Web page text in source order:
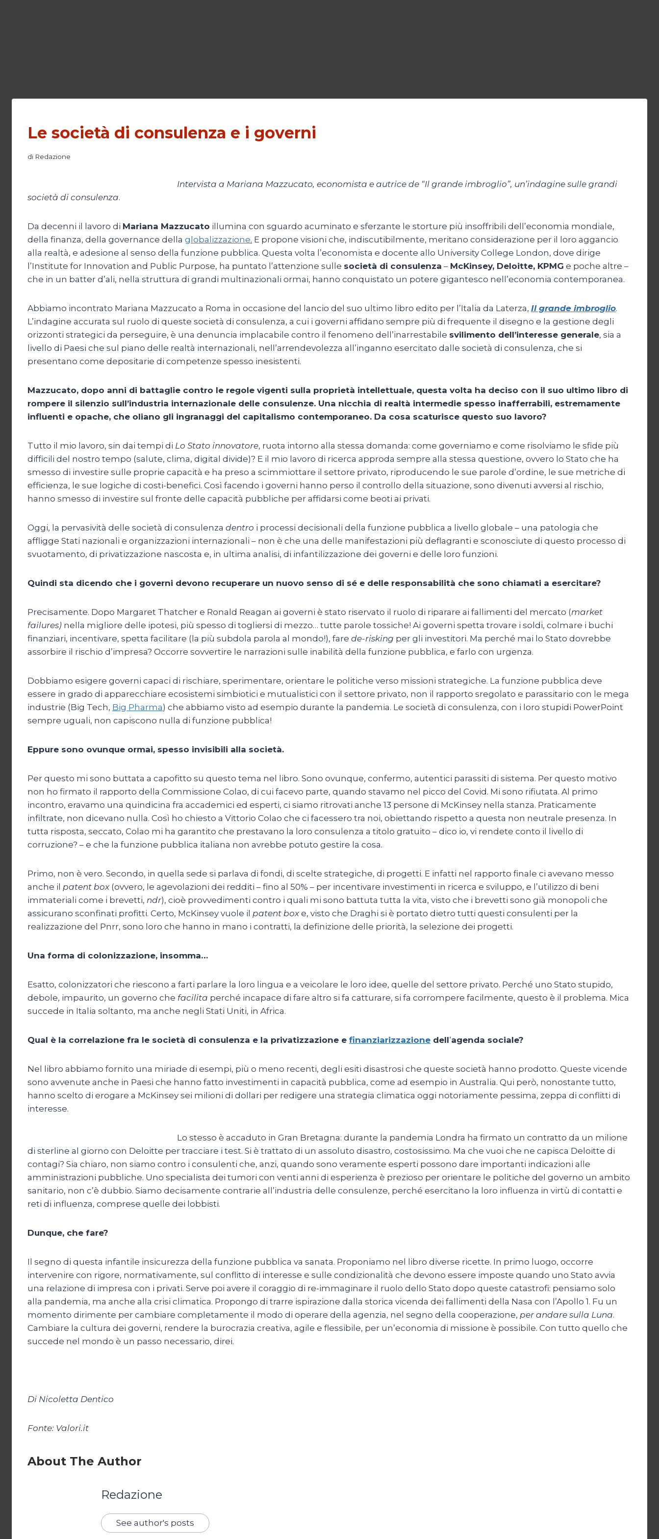
Le società di consulenza e i governi
di Redazione
Intervista a Mariana Mazzucato, economista e autrice de “Il grande imbroglio”, un’indagine sulle grandi
società di consulenza.
Da decenni il lavoro di Mariana Mazzucato illumina con sguardo acuminato e sferzante le storture più insoffribili dell’economia mondiale,
della finanza, della governance della globalizzazione. E propone visioni che, indiscutibilmente, meritano considerazione per il loro aggancio
alla realtà, e adesione al senso della funzione pubblica. Questa volta l’economista e docente allo University College London, dove dirige
l’Institute for Innovation and Public Purpose, ha puntato l’attenzione sulle società di consulenza – McKinsey, Deloitte, KPMG e poche altre –
che in un batter d’ali, nella struttura di grandi multinazionali ormai, hanno conquistato un potere gigantesco nell’economia contemporanea.
Abbiamo incontrato Mariana Mazzucato a Roma in occasione del lancio del suo ultimo libro edito per l’Italia da Laterza, Il grande imbroglio.
L’indagine accurata sul ruolo di queste società di consulenza, a cui i governi affidano sempre più di frequente il disegno e la gestione degli
orizzonti strategici da perseguire, è una denuncia implacabile contro il fenomeno dell’inarrestabile svilimento dell’interesse generale, sia a
livello di Paesi che sul piano delle realtà internazionali, nell’arrendevolezza all’inganno esercitato dalle società di consulenza, che si
presentano come depositarie di competenze spesso inesistenti.
Mazzucato, dopo anni di battaglie contro le regole vigenti sulla proprietà intellettuale, questa volta ha deciso con il suo ultimo libro di
rompere il silenzio sull’industria internazionale delle consulenze. Una nicchia di realtà intermedie spesso inafferrabili, estremamente
influenti e opache, che oliano gli ingranaggi del capitalismo contemporaneo. Da cosa scaturisce questo suo lavoro?
Tutto il mio lavoro, sin dai tempi di Lo Stato innovatore, ruota intorno alla stessa domanda: come governiamo e come risolviamo le sfide più
difficili del nostro tempo (salute, clima, digital divide)? E il mio lavoro di ricerca approda sempre alla stessa questione, ovvero lo Stato che ha
smesso di investire sulle proprie capacità e ha preso a scimmiottare il settore privato, riproducendo le sue parole d’ordine, le sue metriche di
efficienza, le sue logiche di costi-benefici. Così facendo i governi hanno perso il controllo della situazione, sono divenuti avversi al rischio,
hanno smesso di investire sul fronte delle capacità pubbliche per affidarsi come beoti ai privati.
Oggi, la pervasività delle società di consulenza dentro i processi decisionali della funzione pubblica a livello globale – una patologia che
affligge Stati nazionali e organizzazioni internazionali – non è che una delle manifestazioni più deflagranti e sconosciute di questo processo di
svuotamento, di privatizzazione nascosta e, in ultima analisi, di infantilizzazione dei governi e delle loro funzioni.
Quindi sta dicendo che i governi devono recuperare un nuovo senso di sé e delle responsabilità che sono chiamati a esercitare?
Precisamente. Dopo Margaret Thatcher e Ronald Reagan ai governi è stato riservato il ruolo di riparare ai fallimenti del mercato (market
failures) nella migliore delle ipotesi, più spesso di togliersi di mezzo… tutte parole tossiche! Ai governi spetta trovare i soldi, colmare i buchi
finanziari, incentivare, spetta facilitare (la più subdola parola al mondo!), fare de-risking per gli investitori. Ma perché mai lo Stato dovrebbe
assorbire il rischio d’impresa? Occorre sovvertire le narrazioni sulle inabilità della funzione pubblica, e farlo con urgenza.
Dobbiamo esigere governi capaci di rischiare, sperimentare, orientare le politiche verso missioni strategiche. La funzione pubblica deve
essere in grado di apparecchiare ecosistemi simbiotici e mutualistici con il settore privato, non il rapporto sregolato e parassitario con le mega
industrie (Big Tech, Big Pharma) che abbiamo visto ad esempio durante la pandemia. Le società di consulenza, con i loro stupidi PowerPoint
sempre uguali, non capiscono nulla di funzione pubblica!
Eppure sono ovunque ormai, spesso invisibili alla società.
Per questo mi sono buttata a capofitto su questo tema nel libro. Sono ovunque, confermo, autentici parassiti di sistema. Per questo motivo
non ho firmato il rapporto della Commissione Colao, di cui facevo parte, quando stavamo nel picco del Covid. Mi sono rifiutata. Al primo
incontro, eravamo una quindicina fra accademici ed esperti, ci siamo ritrovati anche 13 persone di McKinsey nella stanza. Praticamente
infiltrate, non dicevano nulla. Così ho chiesto a Vittorio Colao che ci facessero tra noi, obiettando rispetto a questa non neutrale presenza. In
tutta risposta, seccato, Colao mi ha garantito che prestavano la loro consulenza a titolo gratuito – dico io, vi rendete conto il livello di
corruzione? – e che la funzione pubblica italiana non avrebbe potuto gestire la cosa.
Primo, non è vero. Secondo, in quella sede si parlava di fondi, di scelte strategiche, di progetti. E infatti nel rapporto finale ci avevano messo
anche il patent box(ovvero, le agevolazioni dei redditi – fino al 50% – per incentivare investimenti in ricerca e sviluppo, e l’utilizzo di beni
immateriali come i brevetti, ndr), cioè provvedimenti contro i quali mi sono battuta tutta la vita, visto che i brevetti sono già monopoli che
assicurano sconfinati profitti. Certo, McKinsey vuole il patent boxe, visto che Draghi si è portato dietro tutti questi consulenti per la
realizzazione del Pnrr, sono loro che hanno in mano i contratti, la definizione delle priorità, la selezione dei progetti.
Una forma di colonizzazione, insomma…
Esatto, colonizzatori che riescono a farti parlare la loro lingua e a veicolare le loro idee, quelle del settore privato. Perché uno Stato stupido,
debole, impaurito, un governo che facilita perché incapace di fare altro si fa catturare, si fa corrompere facilmente, questo è il problema. Mica
succede in Italia soltanto, ma anche negli Stati Uniti, in Africa.
Qual è la correlazione fra le società di consulenza e la privatizzazione e finanziarizzazione dell‘agenda sociale?
Nel libro abbiamo fornito una miriade di esempi, più o meno recenti, degli esiti disastrosi che queste società hanno prodotto. Queste vicende
sono avvenute anche in Paesi che hanno fatto investimenti in capacità pubblica, come ad esempio in Australia. Qui però, nonostante tutto,
hanno scelto di erogare a McKinsey sei milioni di dollari per redigere una strategia climatica oggi notoriamente pessima, zeppa di conflitti di
interesse.
Lo stesso è accaduto in Gran Bretagna: durante la pandemia Londra ha firmato un contratto da un milione
di sterline al giorno con Deloitte per tracciare i test. Si è trattato di un assoluto disastro, costosissimo. Ma che vuoi che ne capisca Deloitte di
contagi? Sia chiaro, non siamo contro i consulenti che, anzi, quando sono veramente esperti possono dare importanti indicazioni alle
amministrazioni pubbliche. Uno specialista dei tumori con venti anni di esperienza è prezioso per orientare le politiche del governo un ambito
sanitario, non c’è dubbio. Siamo decisamente contrarie all’industria delle consulenze, perché esercitano la loro influenza in virtù di contatti e
reti di influenza, comprese quelle dei lobbisti.
Dunque, che fare?
Il segno di questa infantile insicurezza della funzione pubblica va sanata. Proponiamo nel libro diverse ricette. In primo luogo, occorre
intervenire con rigore, normativamente, sul conflitto di interesse e sulle condizionalità che devono essere imposte quando uno Stato avvia
una relazione di impresa con i privati. Serve poi avere il coraggio di re-immaginare il ruolo dello Stato dopo queste catastrofi: pensiamo solo
alla pandemia, ma anche alla crisi climatica. Propongo di trarre ispirazione dalla storica vicenda dei fallimenti della Nasa con l’Apollo 1. Fu un
momento dirimente per cambiare completamente il modo di operare della agenzia, nel segno della cooperazione, per andare sulla Luna.
Cambiare la cultura dei governi, rendere la burocrazia creativa, agile e flessibile, per un’economia di missione è possibile. Con tutto quello che
succede nel mondo è un passo necessario, direi.
Di Nicoletta Dentico
Fonte: Valori.it
About The Author
Redazione
See author's posts